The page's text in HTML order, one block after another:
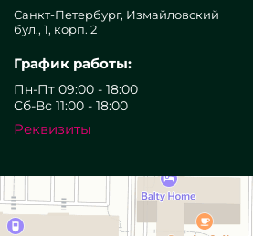
Санкт-Петербург, Измайловский
бул., 1, корп. 2
График работы:
Пн-Пт 09:00 - 18:00
Сб-Вс 11:00 - 18:00
Реквизиты